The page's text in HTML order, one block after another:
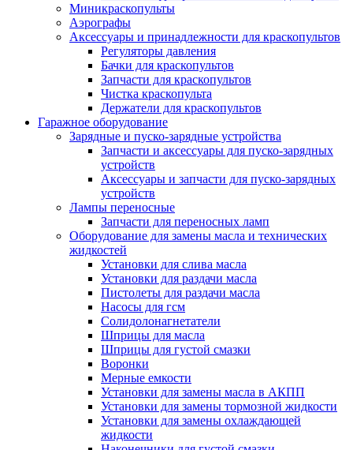
Миникраскопульты
Аэрографы
Аксессуары и принадлежности для краскопультов
Регуляторы давления
Бачки для краскопультов
Запчасти для краскопультов
Чистка краскопульта
Держатели для краскопультов
Гаражное оборудование
Зарядные и пуско-зарядные устройства
Запчасти и аксессуары для пуско-зарядных
устройств
Аксессуары и запчасти для пуско-зарядных
устройств
Лампы переносные
Запчасти для переносных ламп
Оборудование для замены масла и технических
жидкостей
Установки для слива масла
Установки для раздачи масла
Пистолеты для раздачи масла
Насосы для гсм
Солидолонагнетатели
Шприцы для масла
Шприцы для густой смазки
Воронки
Мерные емкости
Установки для замены масла в АКПП
Установки для замены тормозной жидкости
Установки для замены охлаждающей
жидкости